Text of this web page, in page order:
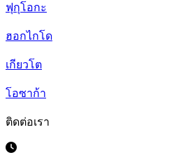
ฟุกุโอกะ
ฮอกไกโด
เกียวโต
โอซาก้า
ติดต่อเรา